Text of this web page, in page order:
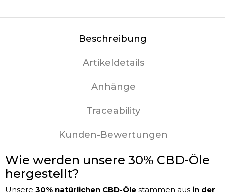
Beschreibung
Artikeldetails
Anhänge
Traceability
Kunden-Bewertungen
Wie werden unsere 30% CBD-Öle
hergestellt?
Unsere 30% natürlichen CBD-Öle stammen aus in der